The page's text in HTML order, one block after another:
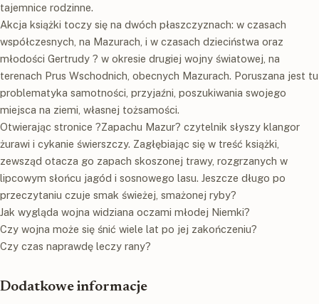
tajemnice rodzinne.
Akcja książki toczy się na dwóch płaszczyznach: w czasach
współczesnych, na Mazurach, i w czasach dzieciństwa oraz
młodości Gertrudy ? w okresie drugiej wojny światowej, na
terenach Prus Wschodnich, obecnych Mazurach. Poruszana jest tu
problematyka samotności, przyjaźni, poszukiwania swojego
miejsca na ziemi, własnej tożsamości.
Otwierając stronice ?Zapachu Mazur? czytelnik słyszy klangor
żurawi i cykanie świerszczy. Zagłębiając się w treść książki,
zewsząd otacza go zapach skoszonej trawy, rozgrzanych w
lipcowym słońcu jagód i sosnowego lasu. Jeszcze długo po
przeczytaniu czuje smak świeżej, smażonej ryby?
Jak wygląda wojna widziana oczami młodej Niemki?
Czy wojna może się śnić wiele lat po jej zakończeniu?
Czy czas naprawdę leczy rany?
Dodatkowe informacje